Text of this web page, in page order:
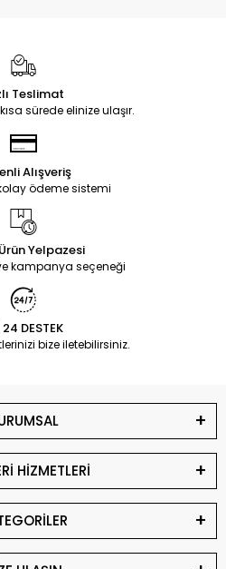
Teslimat
sürede elinize ulaşır.
Alışveriş
ödeme sistemi
Yelpazesi
kampanya seçeneği
DESTEK
bize iletebilirsiniz.
HİZMETLERİ